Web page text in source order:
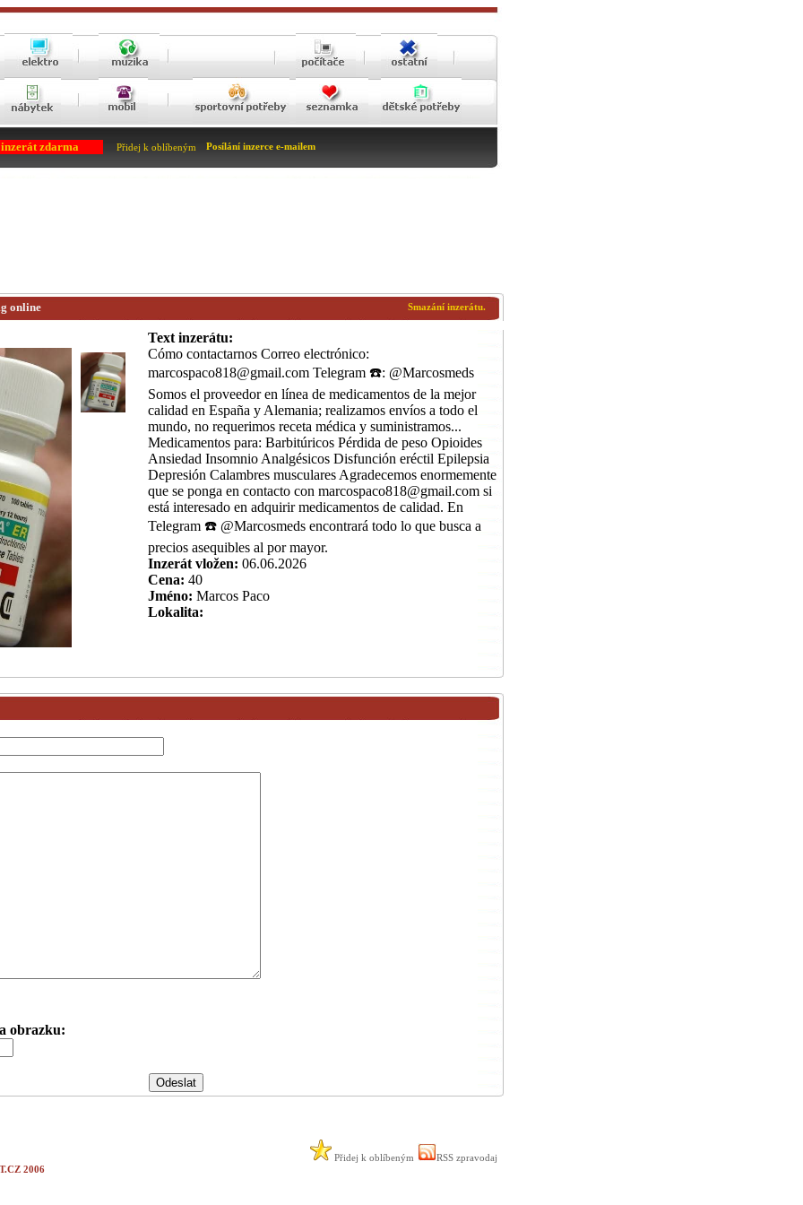
zdarma Přidej k oblíbeným Posílání inzerce e-mailem
Smazání inzerátu.
online
Text inzerátu:
Cómo contactarnos Correo electrónico:
marcospaco818@gmail.com Telegram ☎️: @Marcosmeds
Somos el proveedor en línea de medicamentos de la mejor
calidad en España y Alemania; realizamos envíos a todo el
mundo, no requerimos receta médica y suministramos...
Medicamentos para: Barbitúricos Pérdida de peso Opioides
Ansiedad Insomnio Analgésicos Disfunción eréctil Epilepsia
Depresión Calambres musculares Agradecemos enormemente
que se ponga en contacto con marcospaco818@gmail.com si
está interesado en adquirir medicamentos de calidad. En
Telegram ☎️ @Marcosmeds encontrará todo lo que busca a
precios asequibles al por mayor.
Inzerát vložen: 06.06.2026
Cena: 40
Jméno: Marcos Paco
Lokalita:
obrazku:
Přidej k oblíbeným
RSS zpravodaj
2006